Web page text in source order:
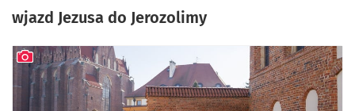
wjazd Jezusa do Jerozolimy